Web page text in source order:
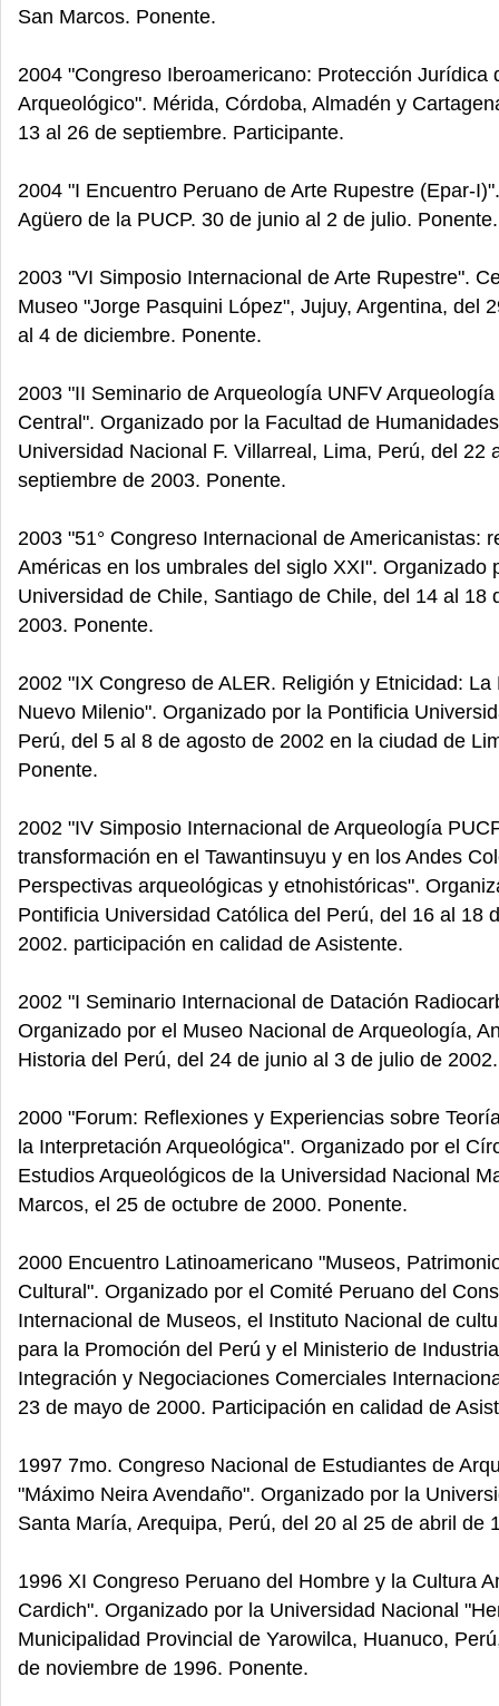
San Marcos. Ponente.
2004 "Congreso Iberoamericano: Protección Jurídica
Arqueológico". Mérida, Córdoba, Almadén y
13 al 26 de septiembre. Participante.
2004 "I Encuentro Peruano de Arte Rupestre (Epar-
Agüero de la PUCP. 30 de junio al 2 de julio. Ponente.
2003 "VI Simposio Internacional de Arte Rupestre".
Museo "Jorge Pasquini López", Jujuy, Argentina, del
al 4 de diciembre. Ponente.
2003 "II Seminario de Arqueología UNFV
Central". Organizado por la Facultad de
Universidad Nacional F. Villarreal, Lima, Perú, del 22
septiembre de 2003. Ponente.
2003 "51° Congreso Internacional de Americanistas:
Américas en los umbrales del siglo XXI". Organizado
Universidad de Chile, Santiago de Chile, del 14 al 18
2003. Ponente.
2002 "IX Congreso de ALER. Religión y Etnicidad: La
Nuevo Milenio". Organizado por la Pontificia
Perú, del 5 al 8 de agosto de 2002 en la ciudad de
Ponente.
2002 "IV Simposio Internacional de Arqueología
transformación en el Tawantinsuyu y en los Andes
Perspectivas arqueológicas y etnohistóricas".
Pontificia Universidad Católica del Perú, del 16 al 18
2002. participación en calidad de Asistente.
2002 "I Seminario Internacional de Datación
Organizado por el Museo Nacional de Arqueología,
Historia del Perú, del 24 de junio al 3 de julio de
2000 "Forum: Reflexiones y Experiencias sobre
la Interpretación Arqueológica". Organizado por el
Estudios Arqueológicos de la Universidad Nacional
Marcos, el 25 de octubre de 2000. Ponente.
2000 Encuentro Latinoamericano "Museos,
Cultural". Organizado por el Comité Peruano del
Internacional de Museos, el Instituto Nacional de
para la Promoción del Perú y el Ministerio de
Integración y Negociaciones Comerciales
23 de mayo de 2000. Participación en calidad de
1997 7mo. Congreso Nacional de Estudiantes de
"Máximo Neira Avendaño". Organizado por la
Santa María, Arequipa, Perú, del 20 al 25 de abril de
1996 XI Congreso Peruano del Hombre y la Cultura
Cardich". Organizado por la Universidad Nacional
Municipalidad Provincial de Yarowilca, Huanuco,
de noviembre de 1996. Ponente.